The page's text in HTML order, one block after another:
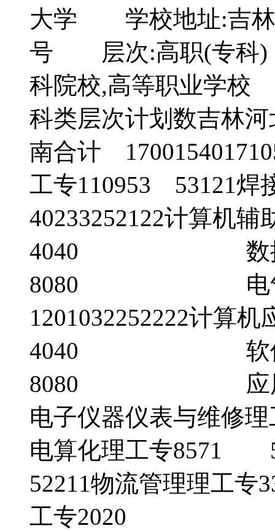
大学 学校地址:吉林
号 层次:高职(专科)
科院校,高等职业学
科类层次计划数吉林
南合计
工专110953 53121焊
40233252122计算机辅
4040 数控技
8080 电气自
1201032252222计算
4040 软件技
8080 应用电子
电子仪器仪表与
电算化理工专8571
52211物流管理
工专2020 营